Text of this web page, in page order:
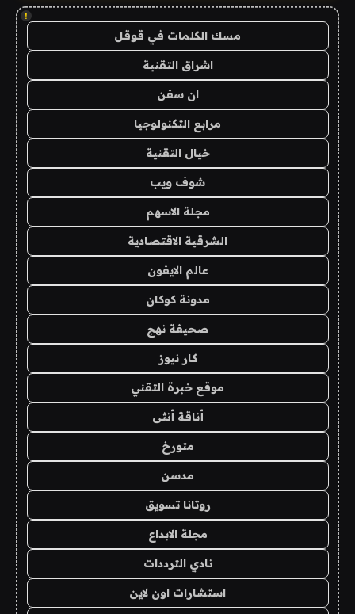
!
مسك الكلمات في قوقل
اشراق التقنية
ان سفن
مرابع التكنولوجيا
خيال التقنية
شوف ويب
مجلة الاسهم
الشرقية الاقتصادية
عالم الايفون
مدونة كوكان
صحيفة نهج
كار نيوز
موقع خبرة التقني
أناقة أنثى
متورخ
مدسن
روتانا تسويق
مجلة الابداع
نادي الترددات
استشارات اون لاين